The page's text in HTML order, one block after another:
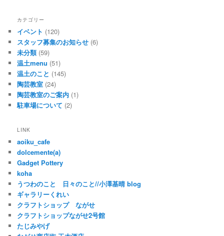
カテゴリー
イベント (120)
スタッフ募集のお知らせ (6)
未分類(59)
温土menu (51)
温土のこと (145)
陶芸教室 (24)
陶芸教室のご案内 (1)
駐車場について (2)
LINK
aoiku_cafe
dolcemente(a)
Gadget Pottery
koha
うつわのこと 日々のこと//小澤基晴 blog
ギャラリーくれい
クラフトショップ ながせ
クラフトショップながせ2号館
たじみやげ